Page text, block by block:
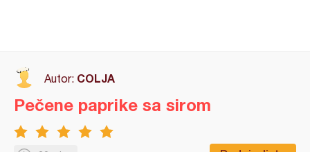
Autor: COLJA
Pečene paprike sa sirom